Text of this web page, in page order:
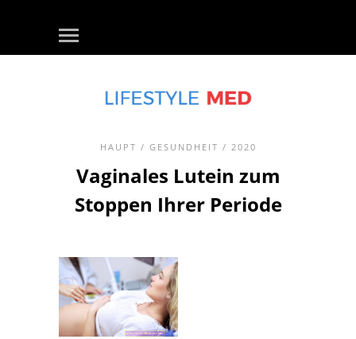
HAUPT / GESUNDHEIT / 2020
Vaginales Lutein zum
Stoppen Ihrer Periode